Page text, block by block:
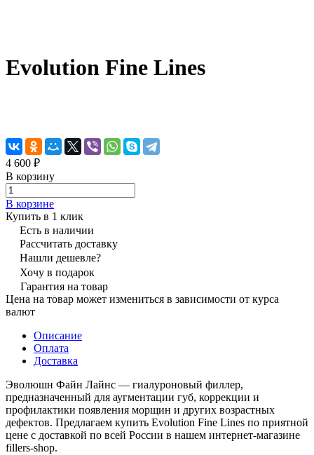
Evolution Fine Lines
4 600 ₽
В корзину
В корзине
Купить в 1 клик
Есть в наличии
Рассчитать доставку
Нашли дешевле?
Хочу в подарок
Гарантия на товар
Цена на товар может измениться в зависимости от курса
валют
Описание
Оплата
Доставка
Эволюшн Файн Лайнс — гиалуроновый филлер,
предназначенный для аугментации губ, коррекции и
профилактики появления морщин и других возрастных
дефектов. Предлагаем купить Evolution Fine Lines по приятной
цене с доставкой по всей России в нашем интернет-магазине
fillers-shop.